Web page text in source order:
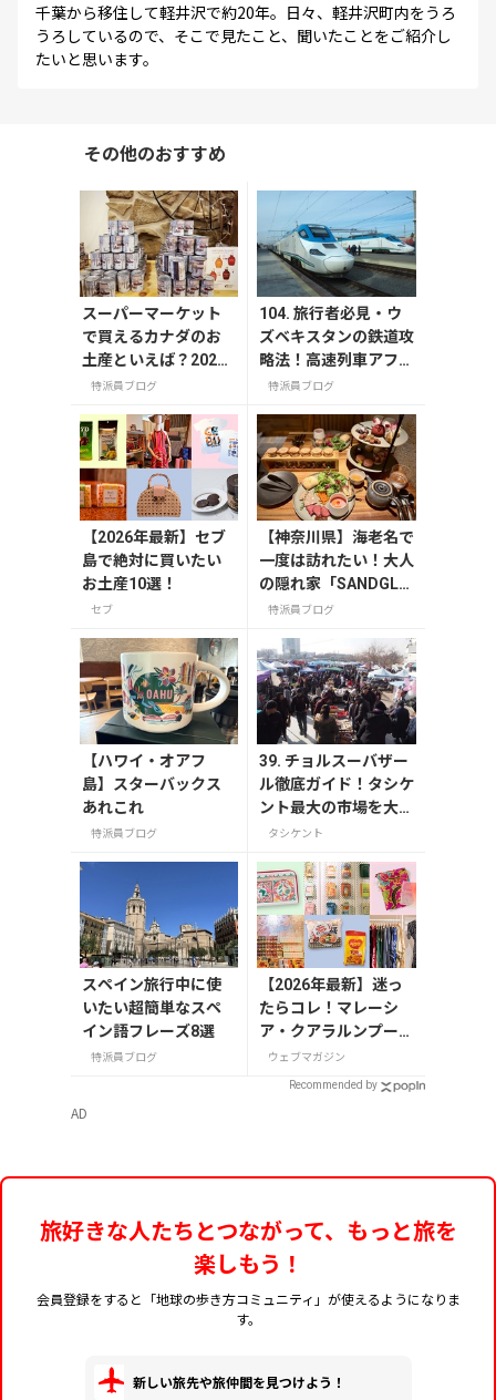
千葉から移住して軽井沢で約20年。日々、軽井沢町内をうろ
うろしているので、そこで見たこと、聞いたことをご紹介し
たいと思います。
その他のおすすめ
スーパーマーケット
で買えるカナダのお
土産といえば？2025
年版
特派員ブログ
104. 旅行者必見・ウ
ズベキスタンの鉄道攻
略法！高速列車アフラ
シアブ号から旅情あふ
特派員ブログ
【2026年最新】セブ
島で絶対に買いたい
お土産10選！
セブ
【神奈川県】海老名で
一度は訪れたい！大人
の隠れ家「SANDGLA
SS 熾火」で味わうア
特派員ブログ
【ハワイ・オアフ
島】スターバックス
あれこれ
特派員ブログ
39. チョルスーバザー
ル徹底ガイド！タシケ
ント最大の市場を大探
検タシケント
スペイン旅行中に使
いたい超簡単なスペ
イン語フレーズ8選
特派員ブログ
【2026年最新】迷っ
たらコレ！マレーシ
ア・クアラルンプール
で絶対買いたいお土産
15選
ウェブマガジン
Recommended by
AD
旅好きな人たちとつながって、もっと旅を
楽しもう！
会員登録をすると「地球の歩き方コミュニティ」が使えるようになりま
す。
新しい旅先や旅仲間を見つけよう！